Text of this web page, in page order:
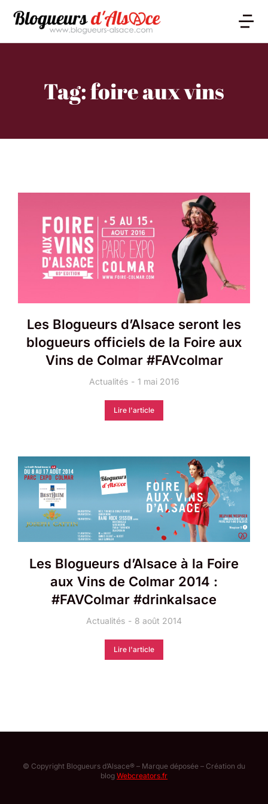
Tag: foire aux vins
Les Blogueurs d’Alsace seront les
blogueurs officiels de la Foire aux
Vins de Colmar #FAVcolmar
Actualités 1 mai 2016
Lire l'article
Les Blogueurs d’Alsace à la Foire
aux Vins de Colmar 2014 :
#FAVColmar #drinkalsace
Actualités 8 août 2014
Lire l'article
© Copyright Blogueurs d’Alsace® – Marque déposée – Création du
blog Webcreators.fr